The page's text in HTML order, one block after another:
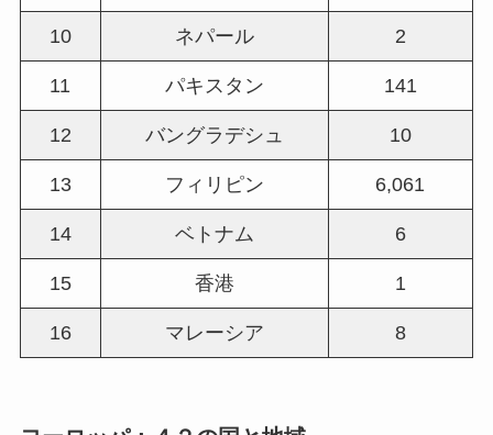
10 ネパール 2
11 パキスタン 141
12 バングラデシュ 10
13 フィリピン 6,061
14 ベトナム 6
15 香港 1
16 マレーシア 8